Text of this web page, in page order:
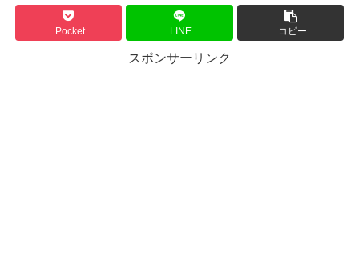
Pocket LINE コピー
スポンサーリンク